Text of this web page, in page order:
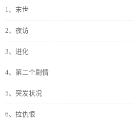
1、末世
2、夜访
3、进化
4、第二个剧情
5、突发状况
6、拉仇恨